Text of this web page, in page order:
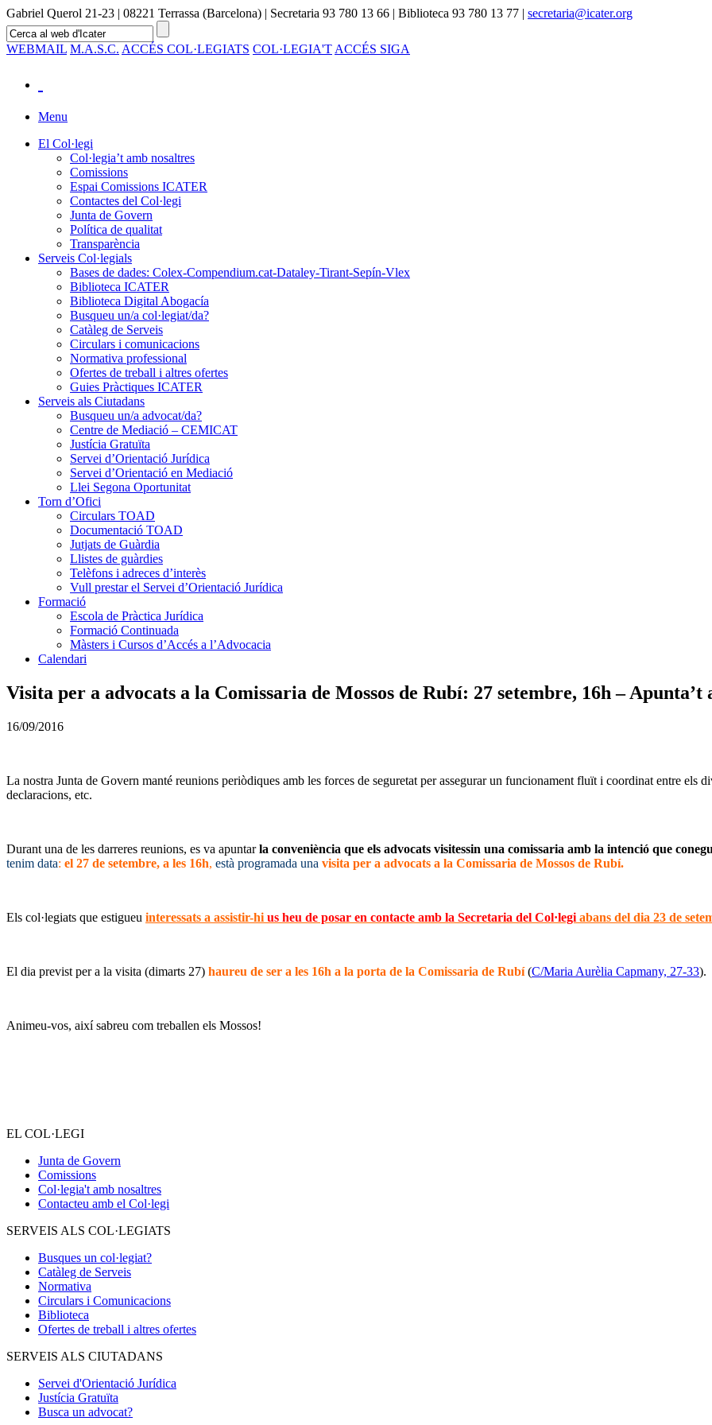
Gabriel Querol 21-23 | 08221 Terrassa (Barcelona) | Secretaria 93 780 13 66 | Biblioteca 93 780 13 77 | secretaria@icater.org
WEBMAIL M.A.S.C. ACCÉS COL·LEGIATS COL·LEGIA'T ACCÉS SIGA
Menu
El Col·legi
Col·legia’t amb nosaltres
Comissions
Espai Comissions ICATER
Contactes del Col·legi
Junta de Govern
Política de qualitat
Transparència
Serveis Col·legials
Bases de dades: Colex-Compendium.cat-Dataley-Tirant-Sepín-Vlex
Biblioteca ICATER
Biblioteca Digital Abogacía
Busqueu un/a col·legiat/da?
Catàleg de Serveis
Circulars i comunicacions
Normativa professional
Ofertes de treball i altres ofertes
Guies Pràctiques ICATER
Serveis als Ciutadans
Busqueu un/a advocat/da?
Centre de Mediació – CEMICAT
Justícia Gratuïta
Servei d’Orientació Jurídica
Servei d’Orientació en Mediació
Llei Segona Oportunitat
Torn d’Ofici
Circulars TOAD
Documentació TOAD
Jutjats de Guàrdia
Llistes de guàrdies
Telèfons i adreces d’interès
Vull prestar el Servei d’Orientació Jurídica
Formació
Escola de Pràctica Jurídica
Formació Continuada
Màsters i Cursos d’Accés a l’Advocacia
Calendari
Visita per a advocats a la Comissaria de Mossos de Rubí: 27 setembre, 16h – Apunta’t
16/09/2016
La nostra Junta de Govern manté reunions periòdiques amb les forces de seguretat per assegurar un funcionament fluït i coordinat entre els
declaracions, etc.
Durant una de les darreres reunions, es va apuntarla conveniència que els advocats visitessin una comissaria amb la intenció que
tenim data: el 27 de setembre, a les 16h, està programada una visita per a advocats a la Comissaria de Mossos de Rubí.
Els col·legiats que estigueu interessats a assistir-hi us heu de posar en contacte amb la Secretaria del Col·legi abans del dia 23 de
El dia previst per a la visita (dimarts 27) haureu de ser a les 16h a la porta de la Comissaria de Rubí(C/Maria Aurèlia Capmany, 27-33).
Animeu-vos, així sabreu com treballen els Mossos!
EL COL·LEGI
Junta de Govern
Comissions
Col·legia't amb nosaltres
Contacteu amb el Col·legi
SERVEIS ALS COL·LEGIATS
Busques un col·legiat?
Catàleg de Serveis
Normativa
Circulars i Comunicacions
Biblioteca
Ofertes de treball i altres ofertes
SERVEIS ALS CIUTADANS
Servei d'Orientació Jurídica
Justícia Gratuïta
Busca un advocat?